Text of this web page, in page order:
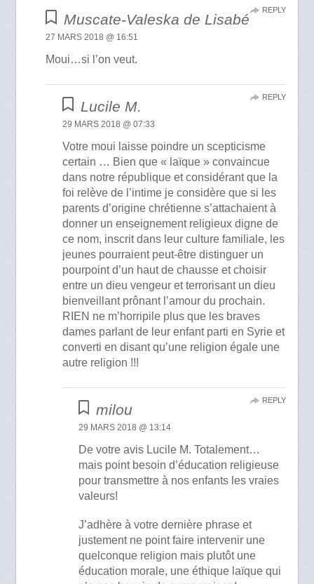
Muscate-Valeska de Lisabé
27 MARS 2018 @ 16:51
Moui…si l’on veut.
REPLY
Lucile M.
29 MARS 2018 @ 07:33
Votre moui laisse poindre un scepticisme
certain … Bien que « laïque » convaincue
dans notre république et considérant que la
foi relève de l’intime je considère que si les
parents d’origine chrétienne s’attachaient à
donner un enseignement religieux digne de
ce nom, inscrit dans leur culture familiale, les
jeunes pourraient peut-être distinguer un
pourpoint d’un haut de chausse et choisir
entre un dieu vengeur et terrorisant un dieu
bienveillant prônant l’amour du prochain.
RIEN ne m’horripile plus que les braves
dames parlant de leur enfant parti en Syrie et
converti en disant qu’une religion égale une
autre religion !!!
REPLY
milou
29 MARS 2018 @ 13:14
De votre avis Lucile M. Totalement…
mais point besoin d’éducation religieuse
pour transmettre à nos enfants les vraies
valeurs!
J’adhère à votre dernière phrase et
justement ne point faire intervenir une
quelconque religion mais plutôt une
éducation morale, une éthique laïque qui
REPLY